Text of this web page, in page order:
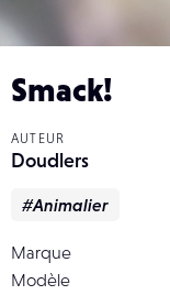
Smack!
AUTEUR
Doudlers
#Animalier
Marque
Modèle